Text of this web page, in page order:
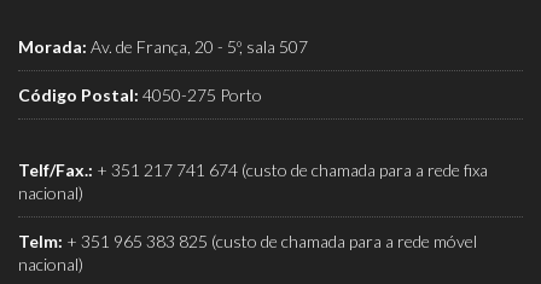
Morada: Av. de França, 20 - 5º, sala 507
Código Postal: 4050-275 Porto
Telf/Fax.: + 351 217 741 674 (custo de chamada para a rede fixa
nacional)
Telm: + 351 965 383 825 (custo de chamada para a rede móvel
nacional)